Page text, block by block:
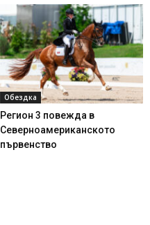
Обездка
Регион 3 повежда в
Северноамериканското
първенство